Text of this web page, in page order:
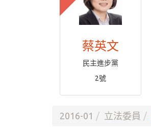
蔡英文
民主進步黨
2號
2016-01 立法委員